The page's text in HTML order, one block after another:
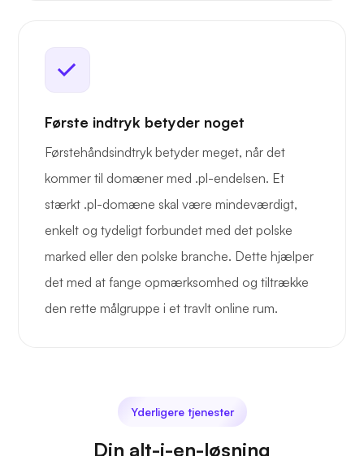
Første indtryk betyder noget
Førstehåndsindtryk betyder meget, når det
kommer til domæner med .pl-endelsen. Et
stærkt .pl-domæne skal være mindeværdigt,
enkelt og tydeligt forbundet med det polske
marked eller den polske branche. Dette hjælper
det med at fange opmærksomhed og tiltrække
den rette målgruppe i et travlt online rum.
Yderligere tjenester
Din alt-i-en-løsning